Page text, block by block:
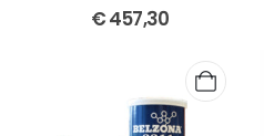
out of 5
€457,30